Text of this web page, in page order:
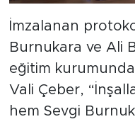
İmzalanan
Burnukara ve Ali
eğitim kurumunda
Vali Çeber,
hem Sevgi